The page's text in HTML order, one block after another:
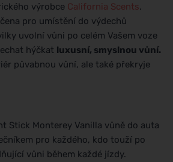
výrobce California Scents.
pro umístění do výdechů
uvolní vůni po celém Vašem voze
hýčkat luxusní, smyslnou vůní.
půvabnou vůní, ale také překryje
Stick Monterey Vanilla vůně do auta
pro každého, kdo touží po
vůni během každé jízdy.